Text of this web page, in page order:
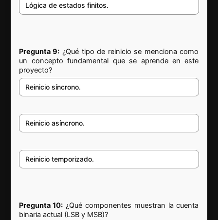
Lógica de estados finitos.
Pregunta 9: ¿Qué tipo de reinicio se menciona como
un concepto fundamental que se aprende en este
proyecto?
Reinicio síncrono.
Reinicio asíncrono.
Reinicio temporizado.
Pregunta 10: ¿Qué componentes muestran la cuenta
binaria actual (LSB y MSB)?